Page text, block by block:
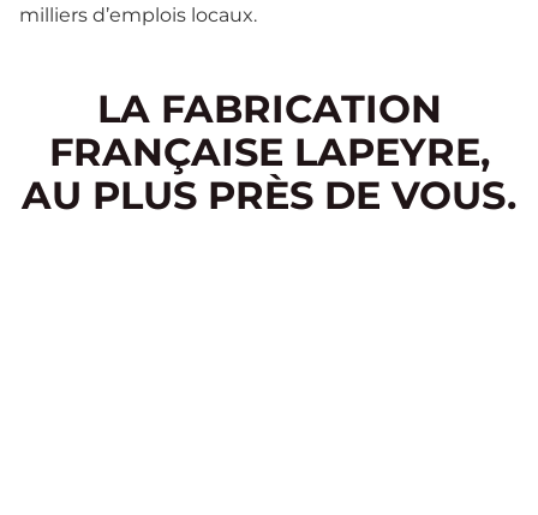
milliers d’emplois locaux.
LA FABRICATION
FRANÇAISE LAPEYRE,
AU PLUS PRÈS DE VOUS.